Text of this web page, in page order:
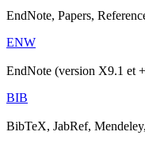
EndNote, Papers,
ENW
EndNote (version X9.1 et
BIB
BibTeX, JabRef,